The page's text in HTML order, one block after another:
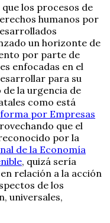
los procesos de
humanos por
un horizonte de
por parte de
enfocadas en el
para su
la urgencia de
como está
por Empresas
que el
por la
de la Economía
, quizá sería
relación a la acción
de los
universales,